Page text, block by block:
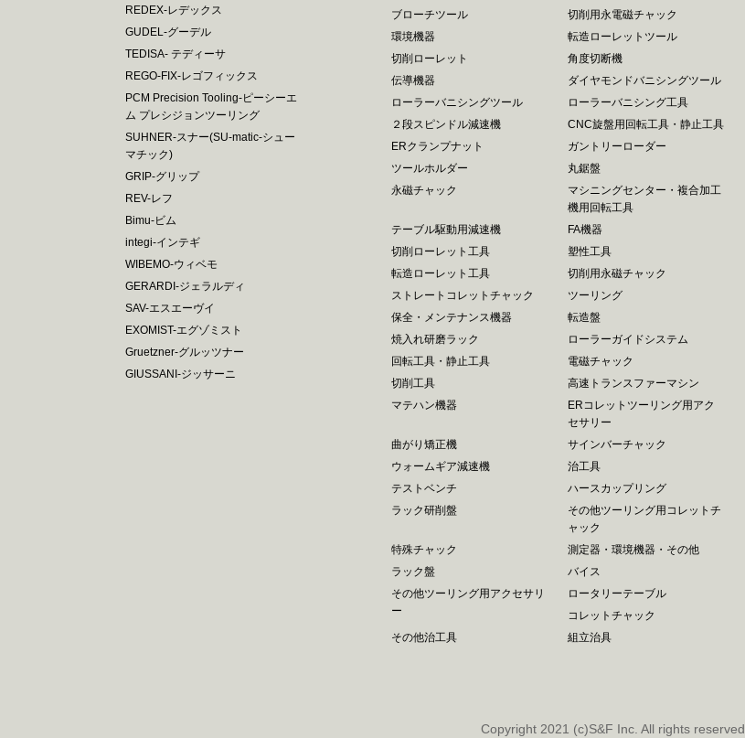
REDEX-レデックス
GUDEL-グーデル
TEDISA- テディーサ
REGO-FIX-レゴフィックス
PCM Precision Tooling-ピーシーエ
ム プレシジョンツーリング
SUHNER-スナー(SU-matic-シュー
マチック)
GRIP-グリップ
REV-レフ
Bimu-ビム
integi-インテギ
WIBEMO-ウィベモ
GERARDI-ジェラルディ
SAV-エスエーヴイ
EXOMIST-エグゾミスト
Gruetzner-グルッツナー
GIUSSANI-ジッサーニ
ブローチツール
切削用永電磁チャック
環境機器
転造ローレットツール
切削ローレット
角度切断機
伝導機器
ダイヤモンドバニシングツール
ローラーバニシングツール
ローラーバニシング工具
２段スピンドル減速機
CNC旋盤用回転工具・静止工具
ERクランプナット
ガントリーローダー
ツールホルダー
丸鋸盤
永磁チャック
マシニングセンター・複合加工
機用回転工具
テーブル駆動用減速機
FA機器
切削ローレット工具
塑性工具
転造ローレット工具
切削用永磁チャック
ストレートコレットチャック
ツーリング
保全・メンテナンス機器
転造盤
焼入れ研磨ラック
ローラーガイドシステム
回転工具・静止工具
電磁チャック
切削工具
高速トランスファーマシン
マテハン機器
ERコレットツーリング用アク
セサリー
曲がり矯正機
サインバーチャック
ウォームギア減速機
治工具
テストベンチ
ハースカップリング
ラック研削盤
その他ツーリング用コレットチ
ャック
特殊チャック
測定器・環境機器・その他
ラック盤
バイス
その他ツーリング用アクセサリ
ー
ロータリーテーブル
コレットチャック
その他治工具
組立治具
Copyright 2021 (c)S&F Inc. All rights reserved.